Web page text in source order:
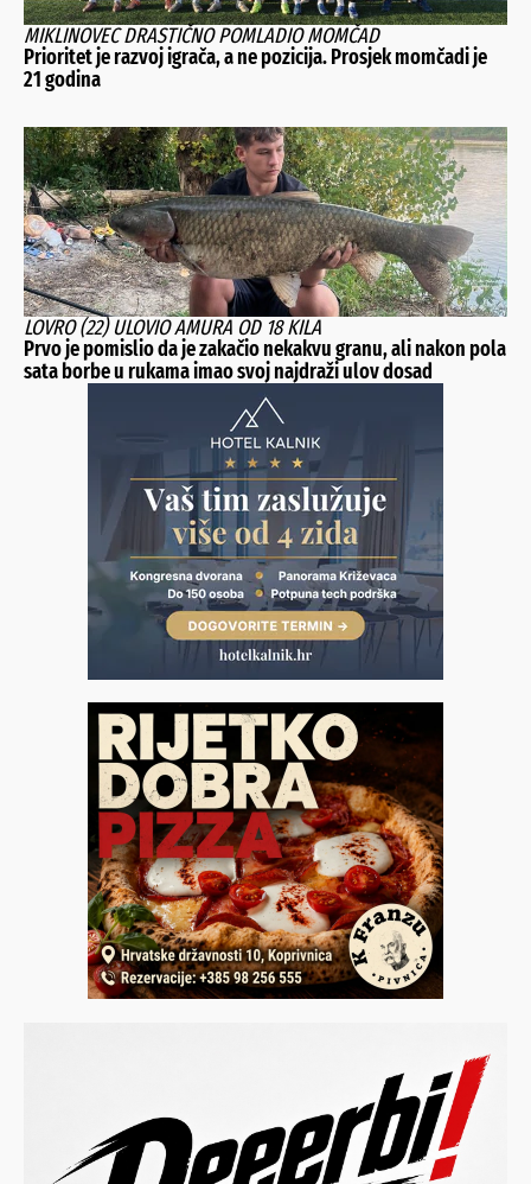
MIKLINOVEC DRASTIČNO POMLADIO MOMČAD
Prioritet je razvoj igrača, a ne pozicija. Prosjek momčadi je
21 godina
LOVRO (22) ULOVIO AMURA OD 18 KILA
Prvo je pomislio da je zakačio nekakvu granu, ali nakon pola
sata borbe u rukama imao svoj najdraži ulov dosad